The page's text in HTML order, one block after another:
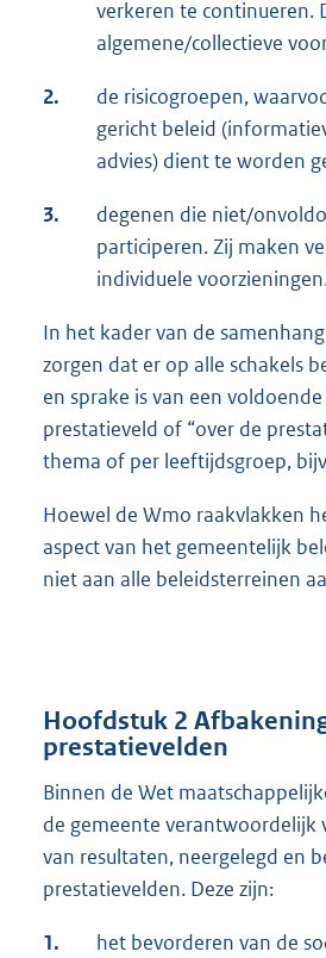
verkeren te continueren.
algemene/collectieve
2.
de risicogroepen,
gericht beleid
advies) dient te worden
3.
degenen die niet/
participeren. Zij maken
individuele
In het kader van de
zorgen dat er op alle schakels
en sprake is van een
prestatieveld of “over de
thema of per leeftijdsgroep,
Hoewel de Wmo raakvlakken
aspect van het gemeentelijk
niet aan alle beleidsterreinen
Hoofdstuk 2
prestatievelden
Binnen de Wet
de gemeente verantwoordelijk
van resultaten, neergelegd en
prestatievelden. Deze zijn:
1.
het bevorderen van de